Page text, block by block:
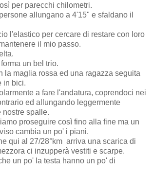
per parecchi chilometri.
allungano a 4'15" e sfaldano il
l'elastico per cercare di restare con loro
il mio passo.
un bel trio.
la maglia rossa ed una ragazza seguita
in bici.
a fare l'andatura, coprendoci nei
ed allungando leggermente
nostre spalle.
proseguire così fino alla fine ma un
cambia un po' i piani.
qui al 27/28°km arriva una scarica di
ci inzupperà vestiti e scarpe.
un po' la testa hanno un po' di